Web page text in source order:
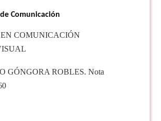
Comunicación
COMUNICACIÓN
GÓNGORA ROBLES. Nota